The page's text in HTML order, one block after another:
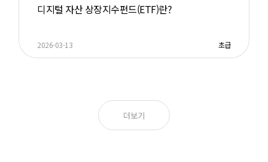
디지털 자산 상장지수펀드(ETF)란?
2026-03-13 초급
더보기